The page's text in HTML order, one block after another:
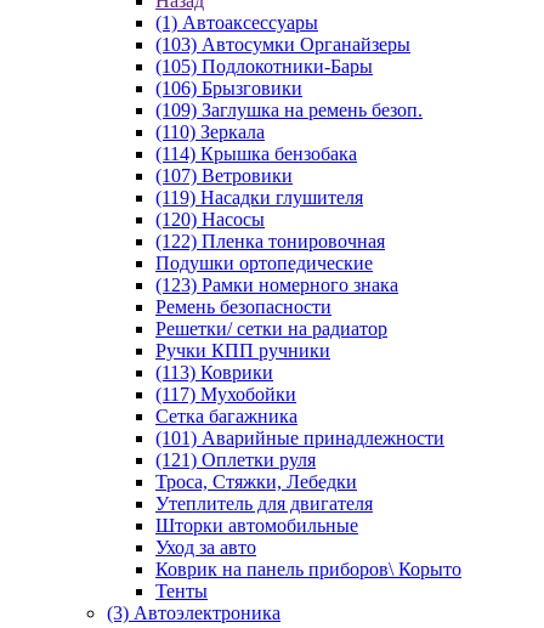
(1) Автоаксессуары
(103) Автосумки Органайзеры
(105) Подлокотники-Бары
(106) Брызговики
(109) Заглушка на ремень безоп.
(110) Зеркала
(114) Крышка бензобака
(107) Ветровики
(119) Насадки глушителя
(120) Насосы
(122) Пленка тонировочная
Подушки ортопедические
(123) Рамки номерного знака
Ремень безопасности
Решетки/ сетки на радиатор
Ручки КПП ручники
(113) Коврики
(117) Мухобойки
Сетка багажника
(101) Аварийные принадлежности
(121) Оплетки руля
Троса, Стяжки, Лебедки
Утеплитель для двигателя
Шторки автомобильные
Уход за авто
Коврик на панель приборов\ Корыто
Тенты
(3) Автоэлектроника